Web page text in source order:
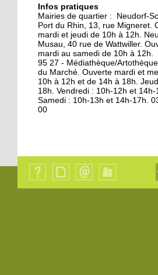
authentique
11 octobre 2013
S'éclairer pour l'hiver à
Vélostation
10 octobre 2013
Les étudiants en
Les à-côtés de la
Infos pratiques
Mairies de quartier : Neudorf-
Port du Rhin, 13, rue Migneret.
mardi et jeudi de 10h à 12h.
Musau, 40 rue de Wattwiller.
mardi au samedi de 10h à 12h.
95 27 - Médiathèque/
du Marché. Ouverte mardi et
10h à 12h et de 14h à 18h.
18h. Vendredi : 10h-12h et 14h-
Samedi : 10h-13h et 14h-17h.
00